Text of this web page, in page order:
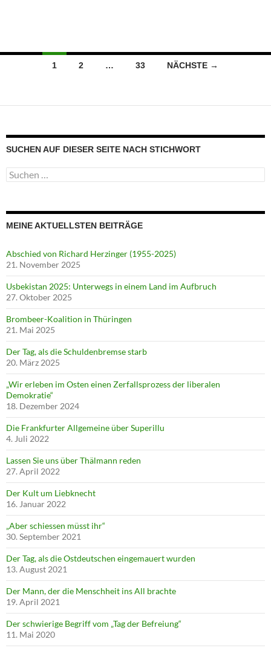
Beitragsnavigation
1 2 … 33 NÄCHSTE →
SUCHEN AUF DIESER SEITE NACH STICHWORT
Suche
nach:
MEINE AKTUELLSTEN BEITRÄGE
Abschied von Richard Herzinger (1955-2025)
21. November 2025
Usbekistan 2025: Unterwegs in einem Land im Aufbruch
27. Oktober 2025
Brombeer-Koalition in Thüringen
21. Mai 2025
Der Tag, als die Schuldenbremse starb
20. März 2025
„Wir erleben im Osten einen Zerfallsprozess der liberalen
Demokratie“
18. Dezember 2024
Die Frankfurter Allgemeine über Superillu
4. Juli 2022
Lassen Sie uns über Thälmann reden
27. April 2022
Der Kult um Liebknecht
16. Januar 2022
„Aber schiessen müsst ihr“
30. September 2021
Der Tag, als die Ostdeutschen eingemauert wurden
13. August 2021
Der Mann, der die Menschheit ins All brachte
19. April 2021
Der schwierige Begriff vom „Tag der Befreiung“
11. Mai 2020